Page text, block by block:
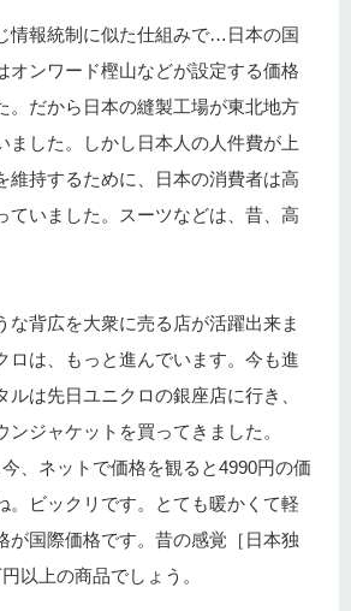
情報統制に似た仕組みで…日本の国
オンワード樫山などが設定する価格
。だから日本の縫製工場が東北地方
ました。しかし日本人の人件費が上
維持するために、日本の消費者は高
ていました。スーツなどは、昔、高
な背広を大衆に売る店が活躍出来ま
ロは、もっと進んでいます。今も進
ルは先日ユニクロの銀座店に行き、
ンジャケットを買ってきました。
、ネットで価格を観ると4990円の価
。ビックリです。とても暖かくて軽
が国際価格です。昔の感覚［日本独
以上の商品でしょう。